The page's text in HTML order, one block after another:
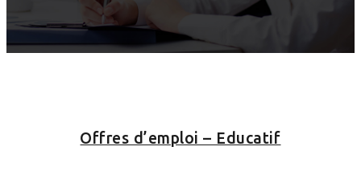
Offres d’emploi – Educatif